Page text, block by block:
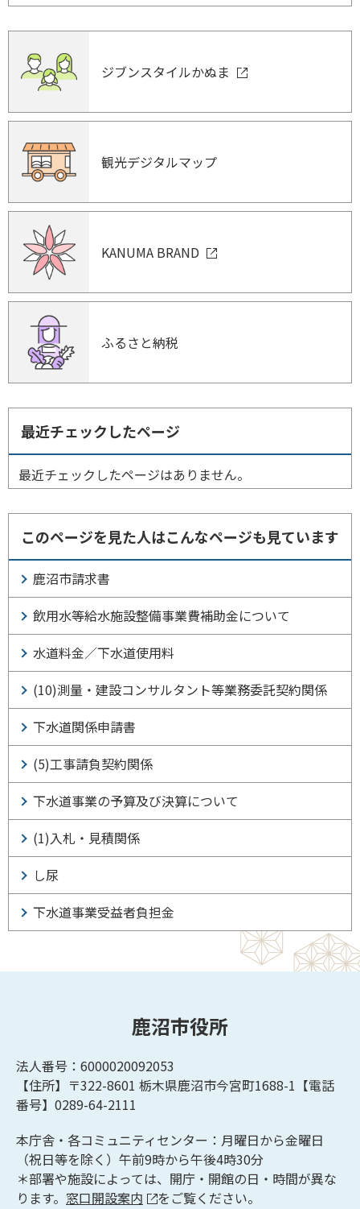
ジブンスタイルかぬま
観光デジタルマップ
KANUMA BRAND
ふるさと納税
最近チェックしたページ
最近チェックしたページはありません。
このページを見た人はこんなページも見ています
鹿沼市請求書
飲用水等給水施設整備事業費補助金について
水道料金／下水道使用料
(10)測量・建設コンサルタント等業務委託契約関係
下水道関係申請書
(5)工事請負契約関係
下水道事業の予算及び決算について
(1)入札・見積関係
し尿
下水道事業受益者負担金
鹿沼市役所
法人番号：6000020092053
【住所】〒322-8601 栃木県鹿沼市今宮町1688-1【電話
番号】0289-64-2111
本庁舎・各コミュニティセンター：月曜日から金曜日
（祝日等を除く）午前9時から午後4時30分
＊部署や施設によっては、開庁・開館の日・時間が異な
ります。 窓口開設案内 をご覧ください。